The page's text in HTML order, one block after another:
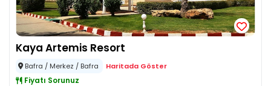
Kaya Artemis Resort
Bafra / Merkez / Bafra Haritada Göster
Fiyatı Sorunuz